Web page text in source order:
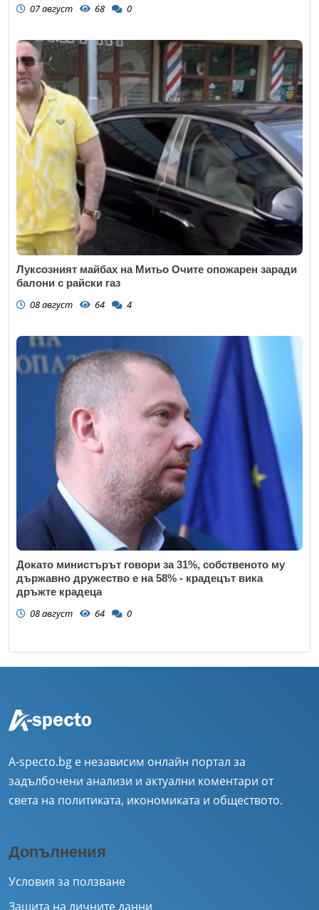
07 август 68 0
Луксозният майбах на Митьо Очите опожарен заради
балони с райски газ
08 август 64 4
Докато министърът говори за 31%, собственото му
държавно дружество е на 58% - крадецът вика
дръжте крадеца
08 август 64 0
A-specto.bg е независим онлайн портал за
задълбочени анализи и актуални коментари от
света на политиката, икономиката и обществото.
Допълнения
Условия за ползване
Защита на личните данни